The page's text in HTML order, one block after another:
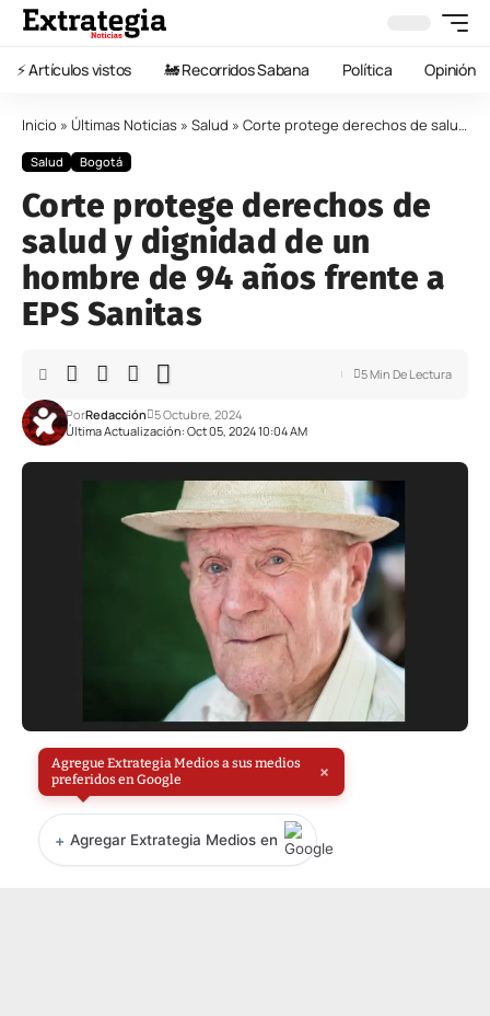
⚡️ Artículos vistos 🚂 Recorridos Sabana Política Opinión
Inicio » Últimas Noticias » Salud » Corte protege derechos de salud y dignidad de un hombre de 94 años frente a EPS Sanitas
Salud Bogotá
Corte protege derechos de
salud y dignidad de un
hombre de 94 años frente a
EPS Sanitas
Última Actualización: Oct 05, 2024 10:04 AM
PorRedacción 5 Octubre, 2024
5 Min De Lectura
Agregue Extrategia Medios a sus medios
preferidos en Google
×
+ Agregar Extrategia Medios en